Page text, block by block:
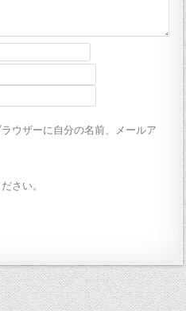
ウザーに自分の名前、メールア
さい。